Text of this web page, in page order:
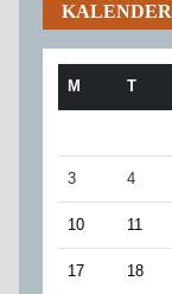
KALENDER
M T
3 4
10 11
17 18